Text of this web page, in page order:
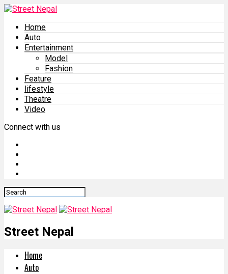
Home
Auto
Entertainment
Model
Fashion
Feature
lifestyle
Theatre
Video
Connect with us
Street Nepal
Home
Auto